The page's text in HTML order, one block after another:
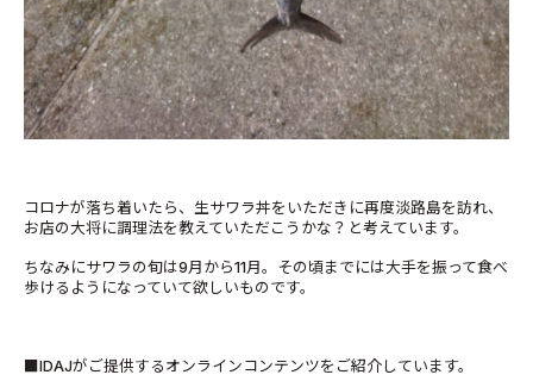
コロナが落ち着いたら、生サワラ丼をいただきに再度淡路島を訪れ、
お店の大将に調理法を教えていただこうかな？と考えています。
ちなみにサワラの旬は9月から11月。その頃までには大手を振って食べ
歩けるようになっていて欲しいものです。
■IDAJがご提供するオンラインコンテンツをご紹介しています。